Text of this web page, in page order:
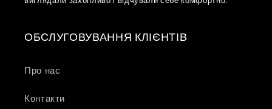
ОБСЛУГОВУВАННЯ КЛІЄНТІВ
Про нас
Контакти